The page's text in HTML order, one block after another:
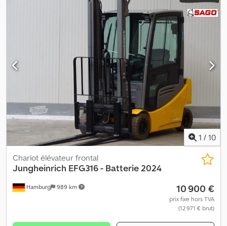
2 100 mm
, première immatriculation:
, poids maximal de charge: 1 600 kg, dimension des pneus:
Superelastik SE 16 x 6 -8 (70%) 18 x 7 - 8 (70%)
, Équipement:
, 3e valve 4e valve Projecteur de travail avant
Projecteur de travail arrière Chodpfx Ajtc S Hkomgsa
Déplacement latéral Positionneur de fourches Plus de 200
chariots élévateurs sur notre site web ! unilift(dot)de
1 / 10
Hamburg 989 km
Chariot élévateur frontal
Jungheinrich EFG316 - Batterie 2024
10 900 €
prix fixe hors TVA
(12 971 € brut)